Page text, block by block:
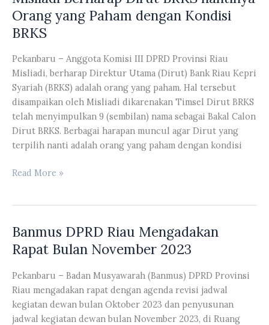
Persidangan
(September
–
Desember)
Tahun
2023
Orang yang Paham dengan Kondisi
BRKS
Pekanbaru – Anggota Komisi III DPRD Provinsi Riau
Misliadi, berharap Direktur Utama (Dirut) Bank Riau Kepri
Syariah (BRKS) adalah orang yang paham. Hal tersebut
disampaikan oleh Misliadi dikarenakan Timsel Dirut BRKS
telah menyimpulkan 9 (sembilan) nama sebagai Bakal Calon
Dirut BRKS. Berbagai harapan muncul agar Dirut yang
terpilih nanti adalah orang yang paham dengan kondisi
Misliadi
nantinya
Orang
yang
Paham
dengan
Kondisi
BRKS
Read More »
Banmus DPRD Riau Mengadakan
Rapat Bulan November 2023
Pekanbaru – Badan Musyawarah (Banmus) DPRD Provinsi
Riau mengadakan rapat dengan agenda revisi jadwal
kegiatan dewan bulan Oktober 2023 dan penyusunan
jadwal kegiatan dewan bulan November 2023, di Ruang